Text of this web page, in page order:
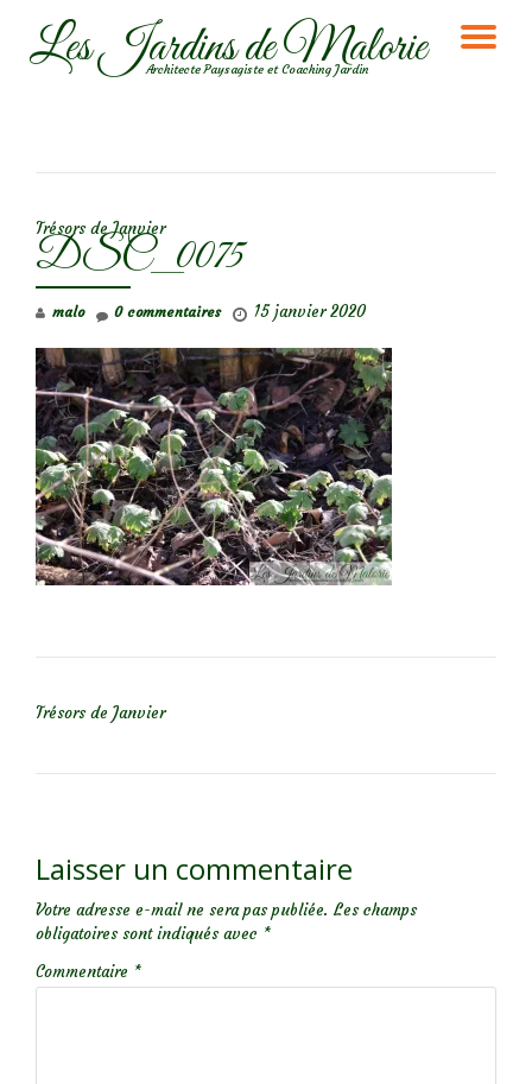
AllerLes Jardins de Malorie
Architecte Paysagiste et Coaching Jardin
Trésors de Janvier
DSC_0075
malo 15 janvier 2020
0 commentaires
Trésors de Janvier
Laisser un commentaire
Votre adresse e-mail ne sera pas publiée. Les champs
obligatoires sont indiqués avec *
Commentaire *